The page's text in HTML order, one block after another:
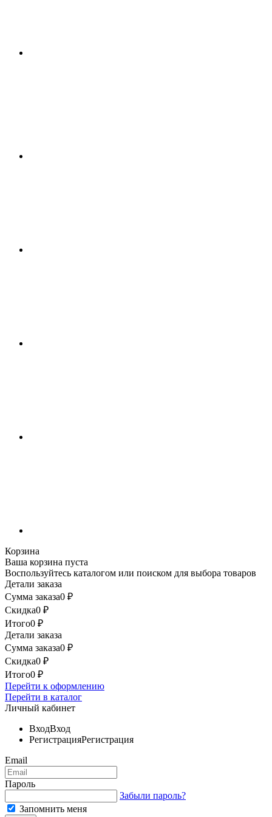
Корзина
Ваша корзина пуста
Воспользуйтесь каталогом или поиском для выбора товаров
Детали заказа
Сумма заказа0 ₽
Скидка0 ₽
Итого0 ₽
Детали заказа
Сумма заказа0 ₽
Скидка0 ₽
Итого0 ₽
Перейти к оформлению
Перейти в каталог
Личный кабинет
ВходВход
РегистрацияРегистрация
Email
Пароль
Забыли пароль?
Запомнить меня